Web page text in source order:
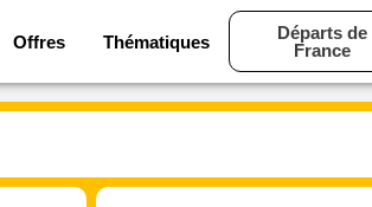
Offres Thématiques
Départs de
France